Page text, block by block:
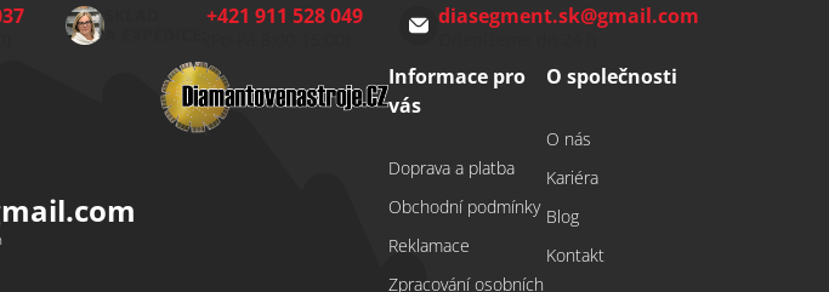
SKLAD
A EXPEDICE:
+421 911 528 049 diasegment.sk@gmail.com
Informace pro
vás
Doprava a platba
Obchodní podmínky
Reklamace
Zpracování osobních
O společnosti
O nás
Kariéra
Blog
Kontakt